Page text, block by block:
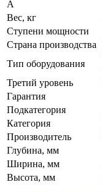
А
Вес, кг
Ступени мощности
Страна производства
Тип оборудования
Третий уровень
Гарантия
Подкатегория
Категория
Производитель
Глубина, мм
Ширина, мм
Высота, мм